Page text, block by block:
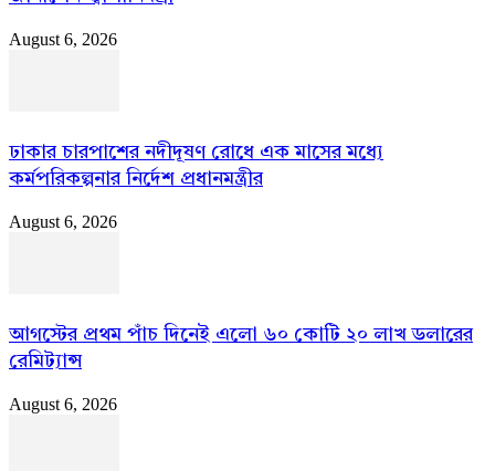
August 6, 2026
ঢাকার চারপাশের নদীদূষণ রোধে এক মাসের মধ্যে
কর্মপরিকল্পনার নির্দেশ প্রধানমন্ত্রীর
August 6, 2026
আগস্টের প্রথম পাঁচ দিনেই এলো ৬০ কোটি ২০ লাখ ডলারের
রেমিট্যান্স
August 6, 2026